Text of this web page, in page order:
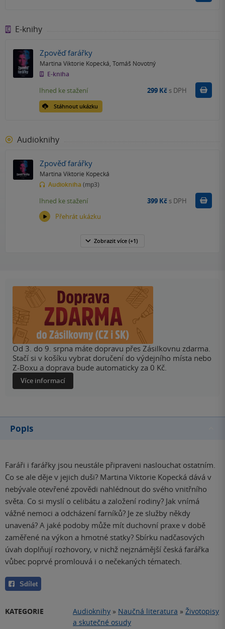
E-knihy
Zpověď farářky
Martina Viktorie Kopecká Tomáš Novotný
E-kniha
Stáhnout ukázku
Ihned ke stažení 299 Kč s DPH Koupit
Audioknihy
Zpověď farářky
Martina Viktorie Kopecká
Audiokniha (mp3)
Přehrát ukázku
Ihned ke stažení 399 Kč s DPH Koupit
Zobrazit více (+1)
Od 3. do 9. srpna máte dopravu přes Zásilkovnu zdarma.
Stačí si v košíku vybrat doručení do výdejního místa nebo
Z-Boxu a doprava bude automaticky za 0 Kč.
Více informací
Popis
Faráři i farářky jsou neustále připraveni naslouchat ostatním.
Co se ale děje v jejich duši? Martina Viktorie Kopecká dává v
nebývale otevřené zpovědi nahlédnout do svého vnitřního
světa. Co si myslí o celibátu a založení rodiny? Jak vnímá
vážné nemoci a odcházení farníků? Je ze služby někdy
unavená? A jaké podoby může mít duchovní praxe v době
zaměřené na výkon a hmotné statky? Sbírku nadčasových
úvah doplňují rozhovory, v nichž nejznámější česká farářka
vůbec poprvé promlouvá i o nečekaných tématech.
Sdílet
KATEGORIE Audioknihy » Naučná literatura » Životopisy
a skutečné osudy